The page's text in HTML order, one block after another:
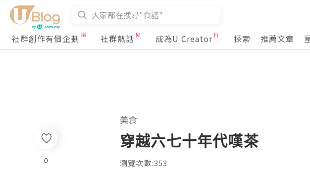
社群創作有價企劃
社群熱話 成為U Creator 探索 推薦文章
0
美食
穿越六七十年代嘆茶
瀏覽次數:353